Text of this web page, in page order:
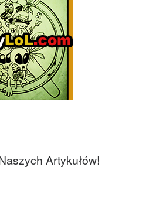
Artykułów!